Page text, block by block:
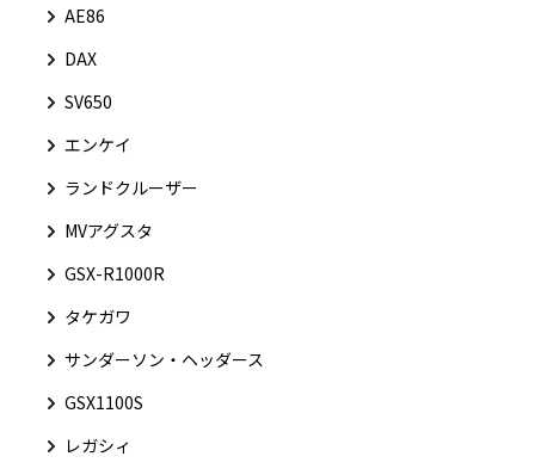
AE86
DAX
SV650
エンケイ
ランドクルーザー
MVアグスタ
GSX-R1000R
タケガワ
サンダーソン・ヘッダース
GSX1100S
レガシィ